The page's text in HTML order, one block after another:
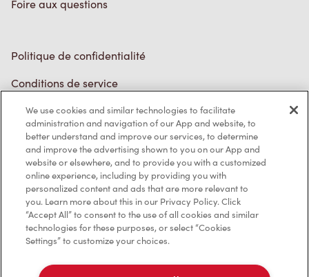
Conditions de service
Marques de commerce
Accessibilité
Diagnostic
Contactez-nous
We use cookies and similar technologies to facilitate
administration and navigation of our App and website, to
better understand and improve our services, to determine
and improve the advertising shown to you on our App and
website or elsewhere, and to provide you with a customized
online experience, including by providing you with
personalized content and ads that are more relevant to
you. Learn more about this in our Privacy Policy. Click
“Accept All” to consent to the use of all cookies and similar
technologies for these purposes, or select “Cookies
Settings” to customize your choices.